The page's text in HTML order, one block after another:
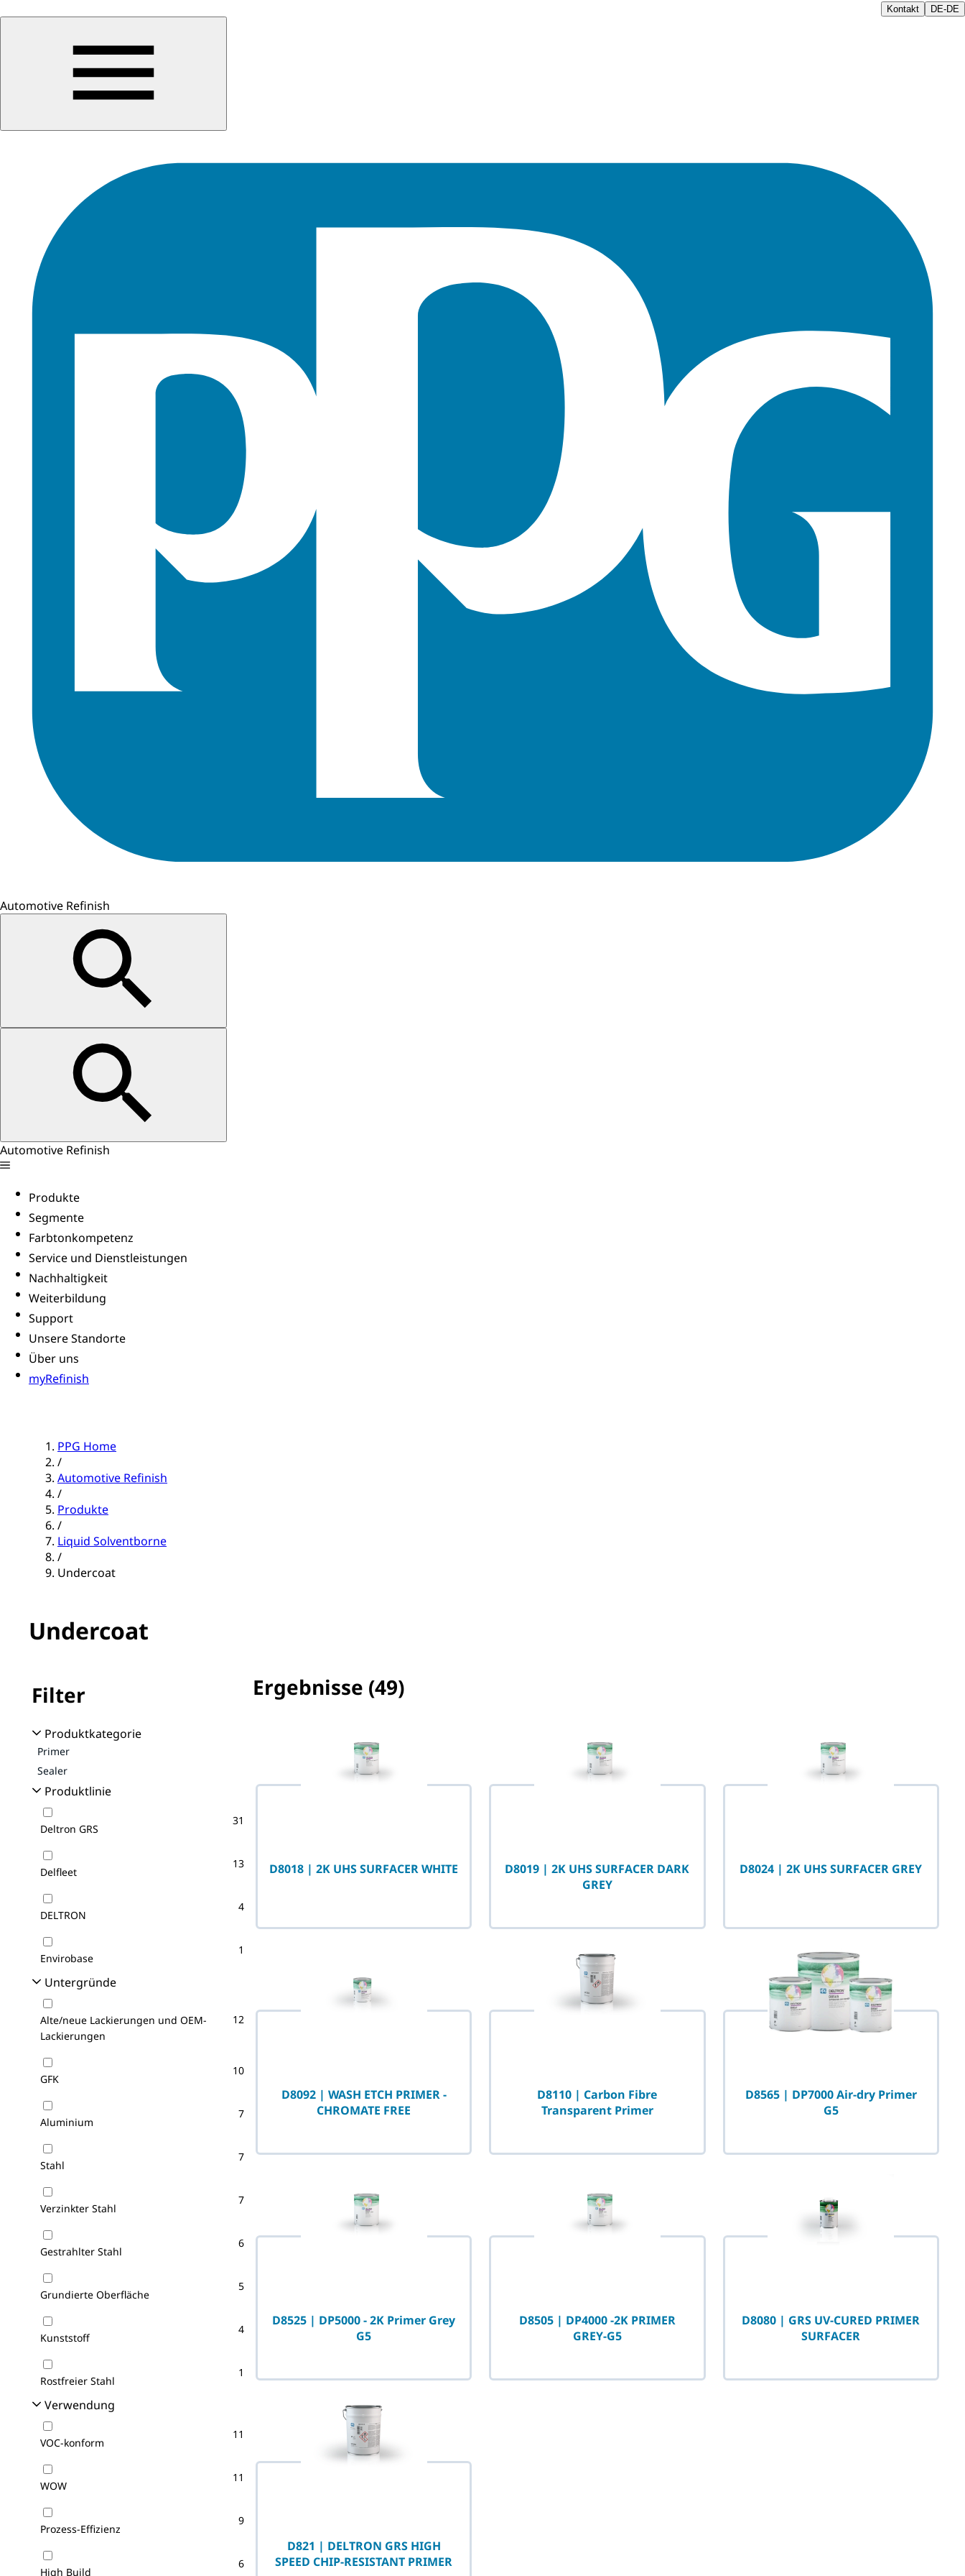
Kontakt DE-DE
Automotive Refinish
Automotive Refinish
Produkte
Segmente
Farbtonkompetenz
Service und Dienstleistungen
Nachhaltigkeit
Weiterbildung
Support
Unsere Standorte
Über uns
myRefinish
PPG Home
/
Automotive Refinish
/
Produkte
/
Liquid Solventborne
/
Undercoat
Undercoat
Filter
Produktkategorie
Primer
Sealer
Produktlinie
Deltron GRS
31
Delfleet
13
DELTRON
4
Envirobase
1
Untergründe
Alte/neue Lackierungen und OEM-
Lackierungen
12
GFK
10
Aluminium
7
Stahl
7
Verzinkter Stahl
7
Gestrahlter Stahl
6
Grundierte Oberfläche
5
Kunststoff
4
Rostfreier Stahl
1
Verwendung
VOC-konform
11
WOW
11
Prozess-Effizienz
9
High Build
6
Ergebnisse (49)
D8018 | 2K UHS SURFACER WHITE
D8019 | 2K UHS SURFACER DARK
GREY
D8024 | 2K UHS SURFACER GREY
D8092 | WASH ETCH PRIMER -
CHROMATE FREE
D8110 | Carbon Fibre
Transparent Primer
D8565 | DP7000 Air-dry Primer
G5
D8525 | DP5000 - 2K Primer Grey
G5
D8505 | DP4000 -2K PRIMER
GREY-G5
D8080 | GRS UV-CURED PRIMER
SURFACER
D821 | DELTRON GRS HIGH
SPEED CHIP-RESISTANT PRIMER